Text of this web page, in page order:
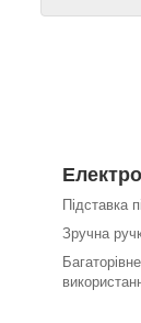
Підставка
Зручна